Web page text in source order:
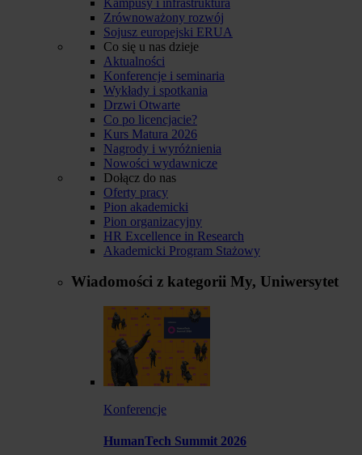
Zrównoważony rozwój
Sojusz europejski ERUA
Co się u nas dzieje
Aktualności
Konferencje i seminaria
Wykłady i spotkania
Drzwi Otwarte
Co po licencjacie?
Kurs Matura 2026
Nagrody i wyróżnienia
Nowości wydawnicze
Dołącz do nas
Oferty pracy
Pion akademicki
Pion organizacyjny
HR Excellence in Research
Akademicki Program Stażowy
Wiadomości z kategorii My, Uniwersytet
Konferencje
HumanTech Summit 2026